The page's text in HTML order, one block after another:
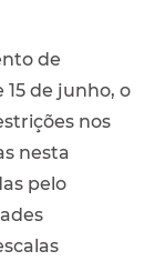
de
de junho, o
nos
nesta
pelo